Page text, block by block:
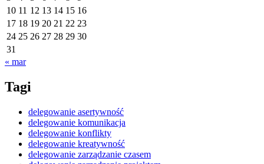
10 11 12 13 14 15 16
17 18 19 20 21 22 23
24 25 26 27 28 29 30
31
« mar
Tagi
delegowanie asertywność
delegowanie komunikacja
delegowanie konflikty
delegowanie kreatywność
delegowanie zarządzanie czasem